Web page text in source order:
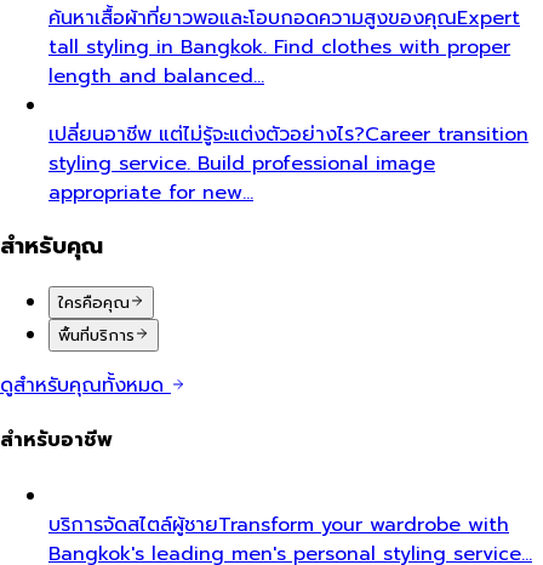
ค้นหาเสื้อผ้าที่ยาวพอและโอบกอดความสูงของคุณExpert
tall styling in Bangkok. Find clothes with proper
length and balanced…
เปลี่ยนอาชีพ แต่ไม่รู้จะแต่งตัวอย่างไร?Career transition
styling service. Build professional image
appropriate for new…
สำหรับคุณ
ใครคือคุณ
พื้นที่บริการ
ดูสำหรับคุณทั้งหมด
สำหรับอาชีพ
บริการจัดสไตล์ผู้ชายTransform your wardrobe with
Bangkok's leading men's personal styling service…